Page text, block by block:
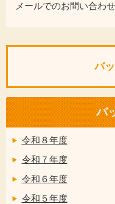
メールでのお問い合わ
バ
バ
令和８年度
令和７年度
令和６年度
令和５年度